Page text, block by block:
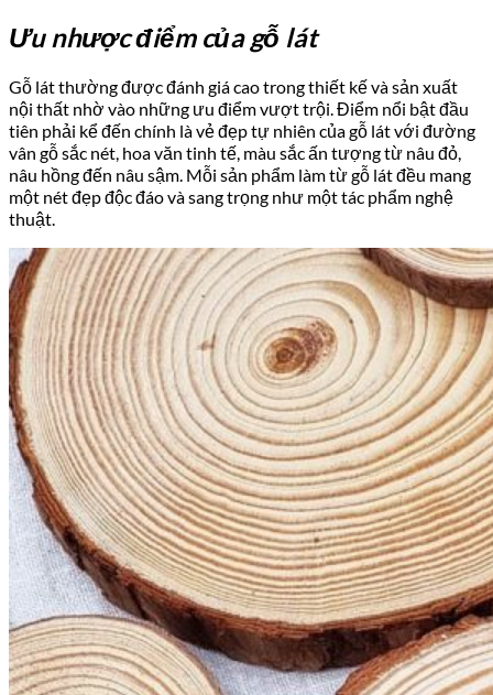
Ưu nhược điểm của gỗ lát
Gỗ lát thường được đánh giá cao trong thiết kế và sản xuất
nội thất nhờ vào những ưu điểm vượt trội. Điểm nổi bật đầu
tiên phải kể đến chính là vẻ đẹp tự nhiên của gỗ lát với đường
vân gỗ sắc nét, hoa văn tinh tế, màu sắc ấn tượng từ nâu đỏ,
nâu hồng đến nâu sậm. Mỗi sản phẩm làm từ gỗ lát đều mang
một nét đẹp độc đáo và sang trọng như một tác phẩm nghệ
thuật.